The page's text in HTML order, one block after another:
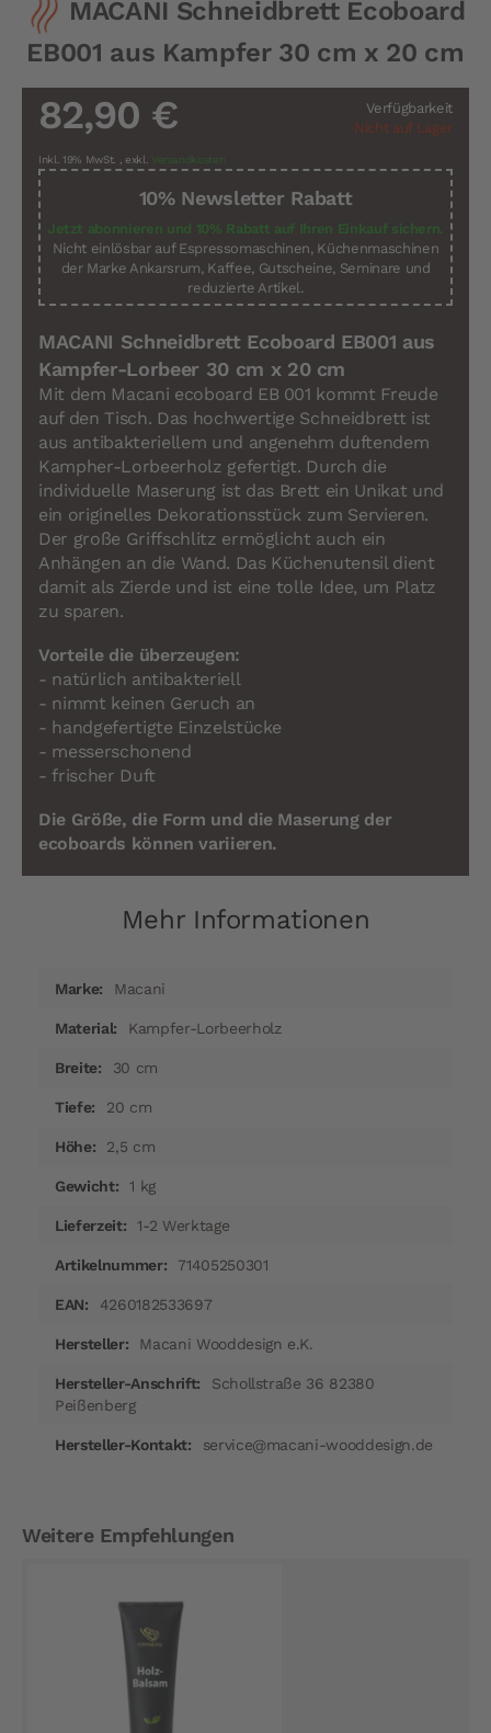
Anfang
der
Bildergalerie
MACANI Schneidbrett Ecoboard
EB001 aus Kampfer 30 cm x 20 cm
Verfügbarkeit
Nicht auf Lager
82,90 €
Inkl. 19% MwSt. , exkl. Versandkosten
10% Newsletter Rabatt
Jetzt abonnieren und 10% Rabatt auf Ihren Einkauf sichern.
Nicht einlösbar auf Espressomaschinen, Küchenmaschinen
der Marke Ankarsrum, Kaffee, Gutscheine, Seminare und
reduzierte Artikel.
MACANI Schneidbrett Ecoboard EB001 aus
Kampfer-Lorbeer 30 cm x 20 cm
Mit dem Macani ecoboard EB 001 kommt Freude
auf den Tisch. Das hochwertige Schneidbrett ist
aus antibakteriellem und angenehm duftendem
Kampher-Lorbeerholz gefertigt. Durch die
individuelle Maserung ist das Brett ein Unikat und
ein originelles Dekorationsstück zum Servieren.
Der große Griffschlitz ermöglicht auch ein
Anhängen an die Wand. Das Küchenutensil dient
damit als Zierde und ist eine tolle Idee, um Platz
zu sparen.
Vorteile die überzeugen:
- natürlich antibakteriell
- nimmt keinen Geruch an
- handgefertigte Einzelstücke
- messerschonend
- frischer Duft
Die Größe, die Form und die Maserung der
ecoboards können variieren.
Mehr Informationen
InformationenMacani
Kampfer-Lorbeerholz
30 cm
20 cm
2,5 cm
1 kg
1-2 Werktage
71405250301
4260182533697
Macani Wooddesign e.K.
Schollstraße 36 82380
Peißenberg
service@macani-wooddesign.de
Weitere Empfehlungen